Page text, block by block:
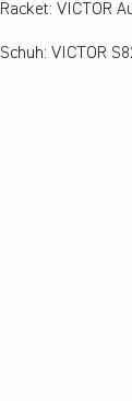
Racket: VICTOR
Schuh: VICTOR